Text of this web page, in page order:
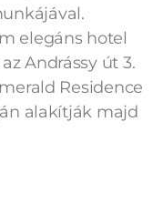
elegáns hotel
Andrássy út 3.
Residence
alakítják majd